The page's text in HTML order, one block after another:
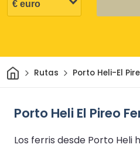
InicioRutas Porto Heli-El
Porto Heli El Pireo
Los ferris desde Porto Heli